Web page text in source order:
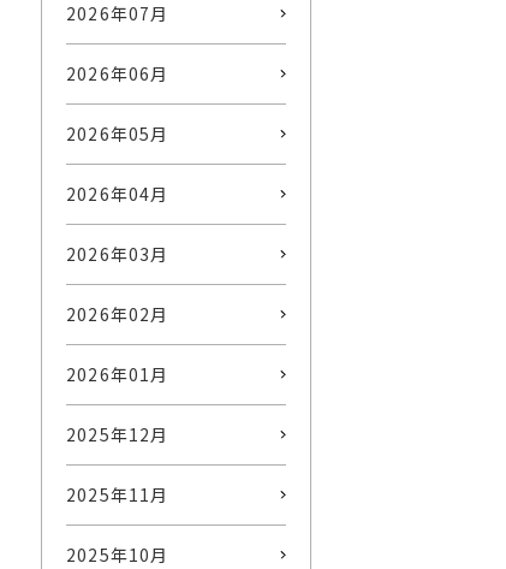
2026年07月
2026年06月
2026年05月
2026年04月
2026年03月
2026年02月
2026年01月
2025年12月
2025年11月
2025年10月